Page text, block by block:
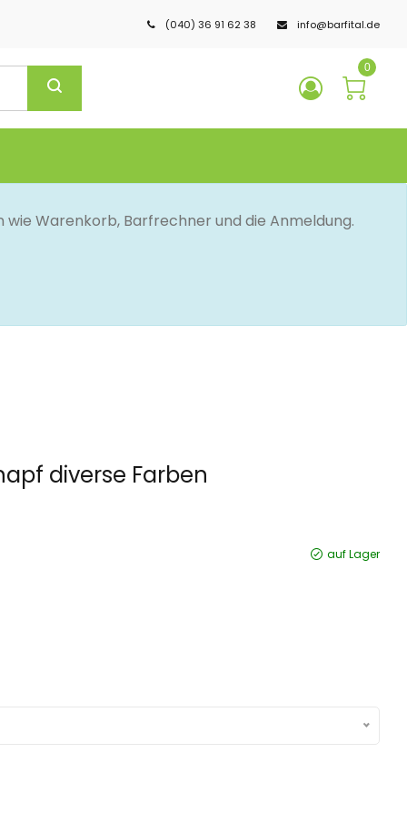
(040) 36 91 62 38 info@barfital.de
0
Warenkorb, Barfrechner und die Anmeldung.
diverse Farben
auf Lager